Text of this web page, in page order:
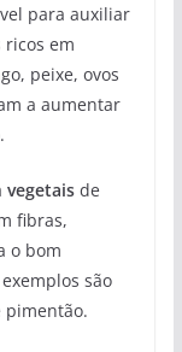
para auxiliar
em
peixe, ovos
a aumentar
vegetaisde
fibras,
o bom
são
pimentão.